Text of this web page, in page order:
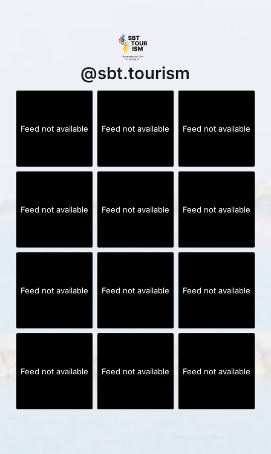
@sbt.tourism
Feed not available Feed not available Feed not available
Feed not available Feed not available Feed not available
Feed not available Feed not available Feed not available
Feed not available Feed not available Feed not available